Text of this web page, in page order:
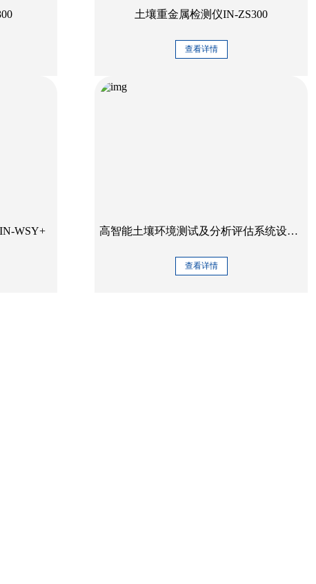
土壤重金属检测仪IN-ZS300
查看详情
WSY+ 高智能土壤环境测试及分析评估系统设备IN-HT800
查看详情